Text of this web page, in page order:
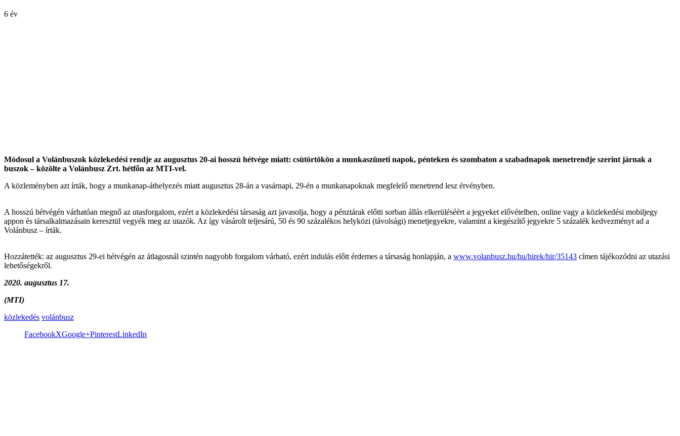
6 év
Módosul a Volánbuszok közlekedési rendje az augusztus 20-ai hosszú hétvége miatt: csütörtökön a munkaszüneti napok, pénteken és szombaton a szabadnapok menetrendje szerint járnak a
buszok – közölte a Volánbusz Zrt. hétfőn az MTI-vel.
A közleményben azt írták, hogy a munkanap-áthelyezés miatt augusztus 28-án a vasárnapi, 29-én a munkanapoknak megfelelő menetrend lesz érvényben.
A hosszú hétvégén várhatóan megnő az utasforgalom, ezért a közlekedési társaság azt javasolja, hogy a pénztárak előtti sorban állás elkerüléséért a jegyeket elővételben, online vagy a közlekedési mobiljegy
appon és társalkalmazásain keresztül vegyék meg az utazók. Az így vásárolt teljesárú, 50 és 90 százalékos helyközi (távolsági) menetjegyekre, valamint a kiegészítő jegyekre 5 százalék kedvezményt ad a
Volánbusz – írták.
Hozzátették: az augusztus 29-ei hétvégén az átlagosnál szintén nagyobb forgalom várható, ezért indulás előtt érdemes a társaság honlapján, a www.volanbusz.hu/hu/hirek/hir/35143 címen tájékozódni az utazási
lehetőségekről.
2020. augusztus 17.
(MTI)
közlekedés volánbusz
FacebookXGoogle+PinterestLinkedIn